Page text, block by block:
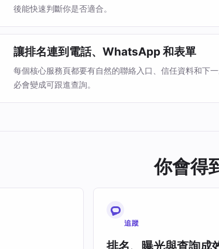
後能快速判斷你是否適合。
讓排名連到電話、WhatsApp 和表單
每個核心服務頁都要有自然的聯絡入口、信任資料和下
必會變成可跟進查詢。
你會得
追蹤
排名、曝光與查詢成